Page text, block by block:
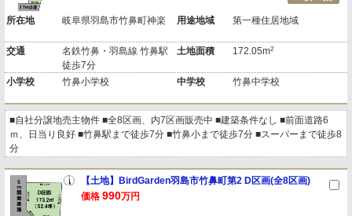
所在地 岐阜県羽島市竹鼻町神楽 用途地域 第一種住居地域
交通
名鉄竹鼻・羽島線 竹鼻駅
徒歩7分
土地面積 172.05m2
小学校 竹鼻小学校 中学校 竹鼻中学校
■自社分譲地売主物件 ■全8区画、内7区画販売中 ■建築条件なし ■前面道路6
ｍ、日当り良好 ■竹鼻駅まで徒歩7分 ■竹鼻小まで徒歩7分 ■スーパーまで徒歩8
分
【土地】BirdGarden羽島市竹鼻町第2 D区画(全8区画)
価格 990万円